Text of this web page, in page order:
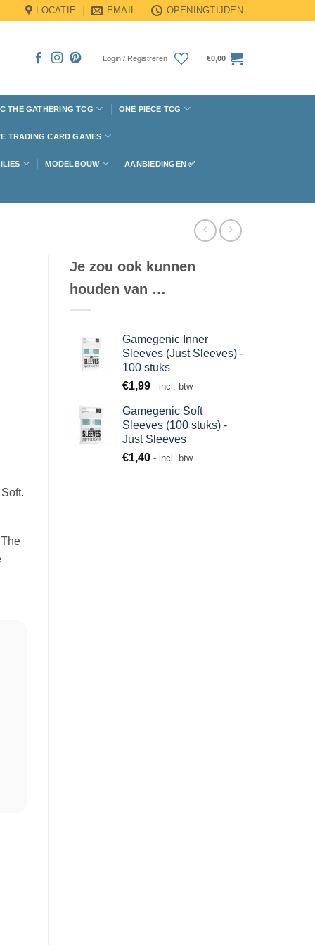
LOCATIE EMAIL OPENINGTIJDEN
Login / Registreren €0,00
THE GATHERING TCG ONE PIECE TCG
TRADING CARD GAMES
MODELBOUW AANBIEDINGEN ✅
Je zou ook kunnen
houden van …
Gamegenic Inner
Sleeves (Just Sleeves) -
100 stuks
€1,99 - incl. btw
Gamegenic Soft
Sleeves (100 stuks) -
Just Sleeves
€1,40 - incl. btw